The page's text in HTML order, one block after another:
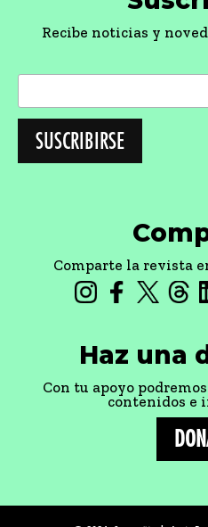
Recibe noticias y
Comparte la revista
Haz una
Con tu apoyo
contenidos e